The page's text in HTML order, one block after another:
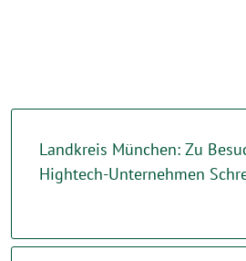
Landkreis München: Zu
Hightech-Unternehmen